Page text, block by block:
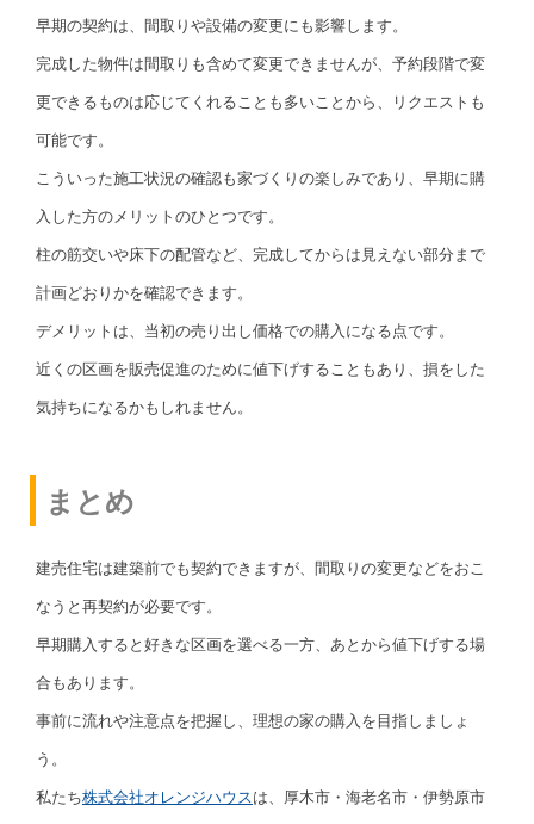
早期の契約は、間取りや設備の変更にも影響します。
完成した物件は間取りも含めて変更できませんが、予約段階で変
更できるものは応じてくれることも多いことから、リクエストも
可能です。
こういった施工状況の確認も家づくりの楽しみであり、早期に購
入した方のメリットのひとつです。
柱の筋交いや床下の配管など、完成してからは見えない部分まで
計画どおりかを確認できます。
デメリットは、当初の売り出し価格での購入になる点です。
近くの区画を販売促進のために値下げすることもあり、損をした
気持ちになるかもしれません。
まとめ
建売住宅は建築前でも契約できますが、間取りの変更などをおこ
なうと再契約が必要です。
早期購入すると好きな区画を選べる一方、あとから値下げする場
合もあります。
事前に流れや注意点を把握し、理想の家の購入を目指しましょ
う。
私たち株式会社オレンジハウス は、厚木市・海老名市・伊勢原市